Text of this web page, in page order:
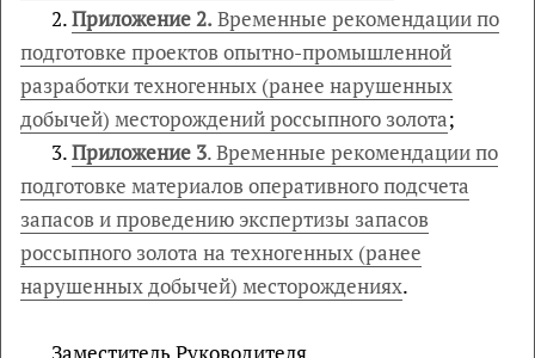
2.Приложение 2.Временные рекомендации по
подготовке проектов опытно-промышленной
разработки техногенных (ранее нарушенных
добычей) месторождений россыпного золота;
3.Приложение 3. Временные рекомендации по
подготовке материалов оперативного подсчета
запасов и проведению экспертизы запасов
россыпного золота на техногенных (ранее
нарушенных добычей) месторождениях.